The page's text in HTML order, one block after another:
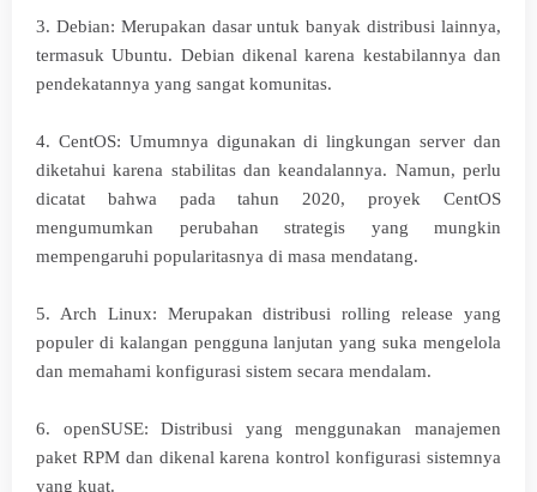
3. Debian: Merupakan dasar untuk banyak distribusi lainnya,
termasuk Ubuntu. Debian dikenal karena kestabilannya dan
pendekatannya yang sangat komunitas.
4. CentOS: Umumnya digunakan di lingkungan server dan
diketahui karena stabilitas dan keandalannya. Namun, perlu
dicatat bahwa pada tahun 2020, proyek CentOS
mengumumkan perubahan strategis yang mungkin
mempengaruhi popularitasnya di masa mendatang.
5. Arch Linux: Merupakan distribusi rolling release yang
populer di kalangan pengguna lanjutan yang suka mengelola
dan memahami konfigurasi sistem secara mendalam.
6. openSUSE: Distribusi yang menggunakan manajemen
paket RPM dan dikenal karena kontrol konfigurasi sistemnya
yang kuat.